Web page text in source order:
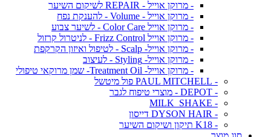
- מרוקן אוייל - REPAIR לשיקום השיער
- מרוקן אוייל - Volume - להענקת נפח
- מרוקן אוייל Color Care - לשיער צבוע
- מרוקן אוייל Frizz Control - לניטרול קרזול
- מרוקן אוייל- Scalp - לטיפול ואיזון הקרקפת
- מרוקן אוייל- Styling - לעיצוב
- מרוקן אוייל- Treatment Oil- שמן מרוקאי טיפולי
- PAUL MITCHELL פול מיטשל
- DEPOT - מוצרי טיפוח לגבר
- MILK_SHAKE
- DYSON HAIR דייסון
- K18 תיקון ושיקום השיער